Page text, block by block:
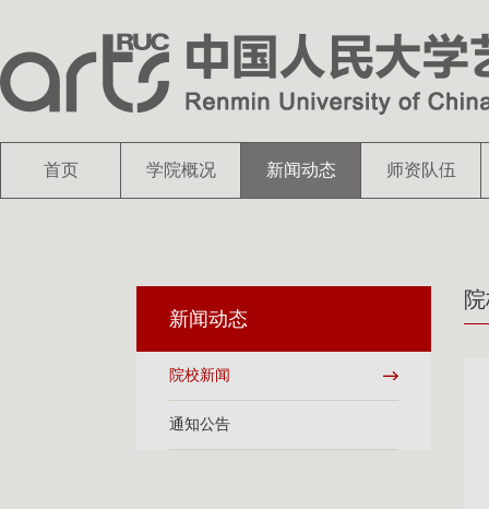
首页 学院概况 新闻动态 师资队伍
新闻动态
院校新闻
通知公告